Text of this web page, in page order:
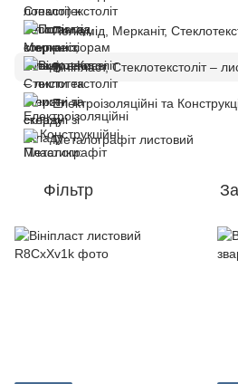
Вініпласт, Стеклотекстоліт –
Металографіт листовий
Фільтр